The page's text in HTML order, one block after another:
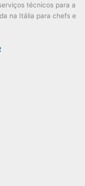
técnicos para a
na Itália para chefs e